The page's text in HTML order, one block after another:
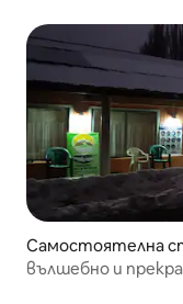
Самостоятелна
вълшебно и